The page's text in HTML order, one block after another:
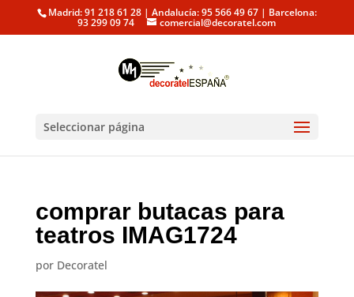
Madrid: 91 218 61 28 | Andalucía: 95 566 49 67 | Barcelona:
93 299 09 74 comercial@decoratel.com
Seleccionar página
comprar butacas para
teatros IMAG1724
por Decoratel